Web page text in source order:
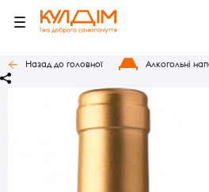
Назад до головної Алкогольні